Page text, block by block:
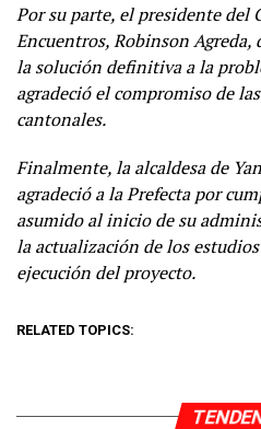
Por su parte, el presidente del
Encuentros, Robinson Agreda,
la solución definitiva a la
agradeció el compromiso de
cantonales.
Finalmente, la alcaldesa de
agradeció a la Prefecta por
asumido al inicio de su
la actualización de los
ejecución del proyecto.
RELATED TOPICS: